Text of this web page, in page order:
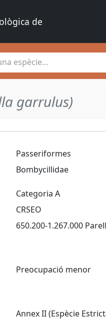
de
espècie...
garrulus)
Passeriformes
Bombycillidae
Categoria A
CRSEO
650.200-1.267.000
Preocupació menor
Annex II (Espècie